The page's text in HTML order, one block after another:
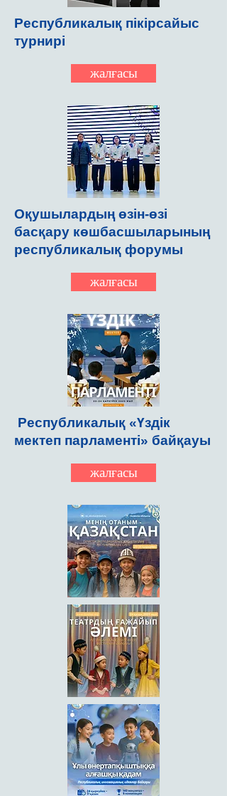
Республикалық пікірсайыс
турнирі
жалғасы
Оқушылардың өзін-өзі
басқару көшбасшыларының
республикалық форумы
жалғасы
Республикалық «Үздік
мектеп парламенті» байқауы
жалғасы